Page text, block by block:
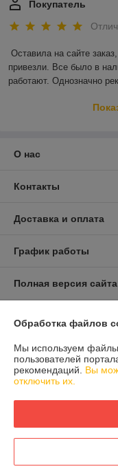
Покупатель
Оставила на сайте
привезли. Все было в
работают. Однозначно
О нас
Контакты
Доставка и оплата
График работы
Полная версия сайта
Сайт создан на
Регистрационный номер
Обработка файлов
Мы используем файлы
пользователей
рекомендаций. Вы
отключить их.